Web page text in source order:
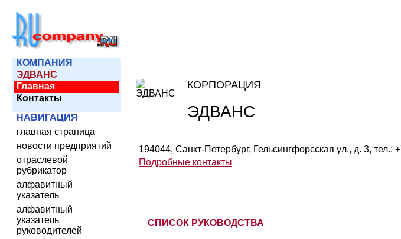
КОМПАНИЯ
ЭДВАНС
Главная
Контакты
НАВИГАЦИЯ
главная страница
новости предприятий
отраслевой
рубрикатор
алфавитный
указатель
алфавитный
указатель
руководителей
КОРПОРАЦИЯ
ЭДВАНС
194044, Санкт-Петербург, Гельсингфорсская ул., д. 3, тел.:
Подробные контакты
СПИСОК РУКОВОДСТВА